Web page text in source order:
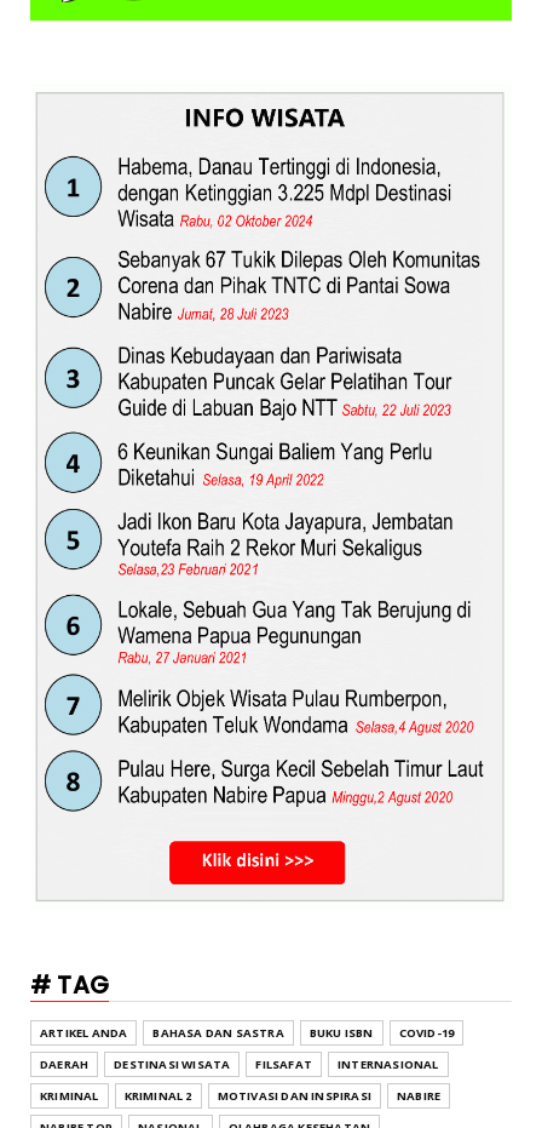
# TAG
ARTIKEL ANDA BAHASA DAN SASTRA BUKU ISBN
COVID-19
DAERAH
DESTINASI WISATA FILSAFAT
INTERNASIONAL
KRIMINAL
KRIMINAL 2 MOTIVASI DAN INSPIRASI
NABIRE